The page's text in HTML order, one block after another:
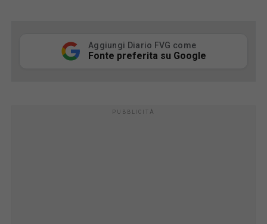
Aggiungi Diario FVG come
Fonte preferita su Google